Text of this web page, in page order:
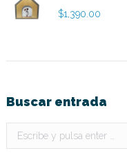
$1,390.00
Buscar entrada
Buscar: